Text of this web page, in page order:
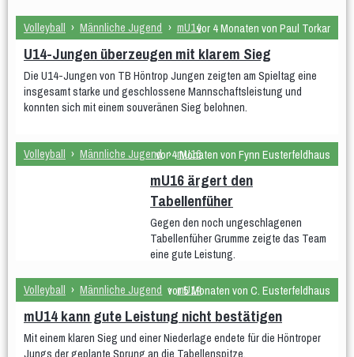
DM U20 (Jun 2021)
Anfänger
Frauen
Frauen 1 Frauen 2 Frauen 3
Weibliche Jugend
wU20 wU18 wU16 wU14 wU13
Männer 2 Männer 3
Männliche Jugend
mU20 mU16 mU14 mU13 mU12
Beach Hobby
Volleyball › Männliche Jugend › mU14vor 4 Monaten von Paul Torkar
U14-Jungen überzeugen mit klarem Sieg
Die U14-Jungen von TB Höntrop Jungen zeigten am Spieltag eine
insgesamt starke und geschlossene Mannschaftsleistung und
konnten sich mit einem souveränen Sieg belohnen.
Volleyball › Männliche Jugend › mU16
vor 4 Monaten von Fynn Eusterfeldhaus
mU16 ärgert den
Tabellenfüher
Gegen den noch ungeschlagenen
Tabellenfüher Grumme zeigte das Team
eine gute Leistung.
Volleyball › Männliche Jugend › mU14
vor 5 Monaten von C. Eusterfeldhaus
mU14 kann gute Leistung nicht bestätigen
Mit einem klaren Sieg und einer Niederlage endete für die Höntroper
Jungs der geplante Sprung an die Tabellenspitze.